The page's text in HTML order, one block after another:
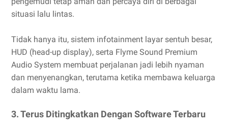
situasi lalu lintas.
Tidak hanya itu, sistem infotainment layar sentuh besar,
HUD (head-up display), serta Flyme Sound Premium
Audio System membuat perjalanan jadi lebih nyaman
dan menyenangkan, terutama ketika membawa keluarga
dalam waktu lama.
3. Terus Ditingkatkan Dengan Software Terbaru